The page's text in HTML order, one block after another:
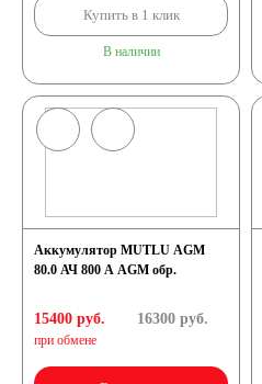
Купить в 1 клик
В наличии
Аккумулятор MUTLU AGM
80.0 АЧ 800 A AGM обр.
15400 руб.
при обмене
16300руб.